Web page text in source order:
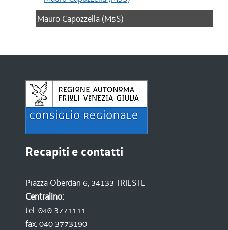
Mauro Capozzella (M5S)
Recapiti e contatti
Piazza Oberdan 6, 34133 TRIESTE
Centralino:
tel. 040 3771111
fax. 040 3773190